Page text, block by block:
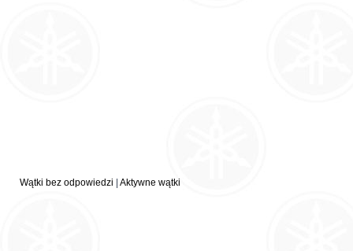
Wątki bez odpowiedzi Aktywne wątki